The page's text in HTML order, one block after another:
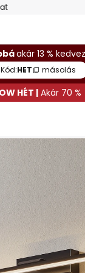
visszaküldés 50
akár 13 %
Kód:HET másolás
HÉT | Akár 70 %